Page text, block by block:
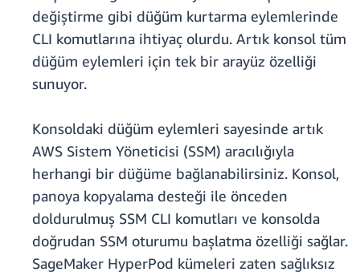
değiştirme gibi düğüm kurtarma eylemlerinde
CLI komutlarına ihtiyaç olurdu. Artık konsol tüm
düğüm eylemleri için tek bir arayüz özelliği
sunuyor.
Konsoldaki düğüm eylemleri sayesinde artık
AWS Sistem Yöneticisi (SSM) aracılığıyla
herhangi bir düğüme bağlanabilirsiniz. Konsol,
panoya kopyalama desteği ile önceden
doldurulmuş SSM CLI komutları ve konsolda
doğrudan SSM oturumu başlatma özelliği sağlar.
SageMaker HyperPod kümeleri zaten sağlıksız